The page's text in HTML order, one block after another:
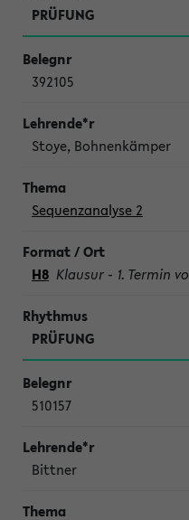
PRÜFUNG
392105
Stoye, Bohnenkämper
Sequenzanalyse 2
H8 Klausur - 1. Termin
PRÜFUNG
510157
Bittner